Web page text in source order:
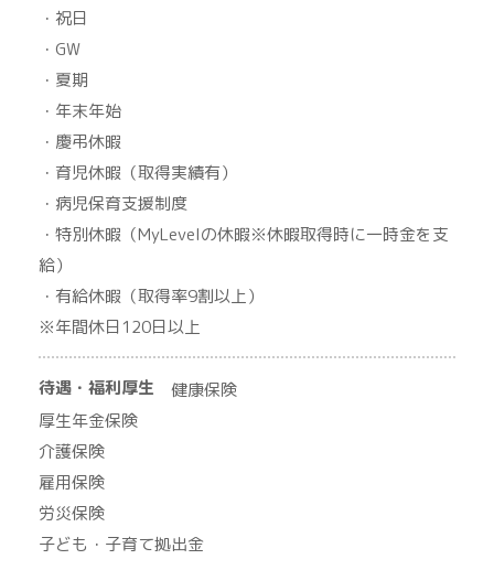
・祝日
・GW
・夏期
・年末年始
・慶弔休暇
・育児休暇（取得実績有）
・病児保育支援制度
・特別休暇（MyLevelの休暇※休暇取得時に一時金を支
給）
・有給休暇（取得率9割以上）
※年間休日120日以上
待遇・福利厚生
健康保険
厚生年金保険
介護保険
雇用保険
労災保険
子ども・子育て拠出金